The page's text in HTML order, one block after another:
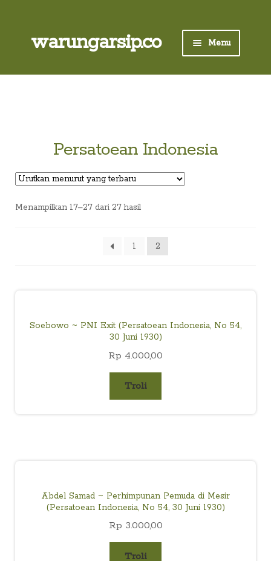
Skip
to
Skip
to
warungarsip.co Menu
Beranda
Foto
Suara
Persatoean Indonesia
Menampilkan 17–27 dari 27 hasilDiurutkan
terbaru
1 2
Soebowo ~ PNI Exit (Persatoean Indonesia, No 54,
30 Juni 1930)
Rp 4.000,00
Troli
Abdel Samad ~ Perhimpunan Pemuda di Mesir
(Persatoean Indonesia, No 54, 30 Juni 1930)
Rp 3.000,00
Troli